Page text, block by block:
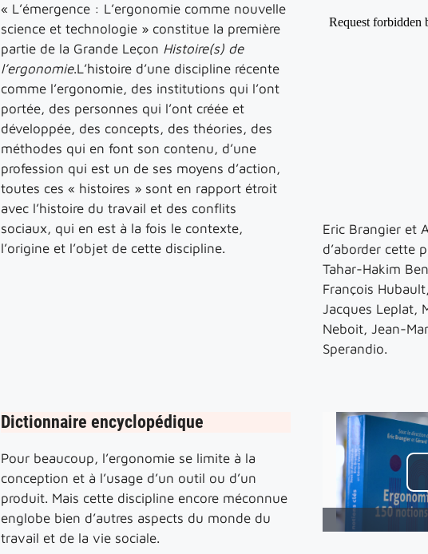
« L’émergence : L’ergonomie comme nouvelle
science et technologie » constitue la première
partie de la Grande Leçon Histoire(s) de
l’ergonomie.L’histoire d’une discipline récente
comme l’ergonomie, des institutions qui l’ont
portée, des personnes qui l’ont créée et
développée, des concepts, des théories, des
méthodes qui en font son contenu, d’une
profession qui est un de ses moyens d’action,
toutes ces « histoires » sont en rapport étroit
avec l’histoire du travail et des conflits
sociaux, qui en est à la fois le contexte,
l’origine et l’objet de cette discipline.
Eric Brangier et
d’aborder cette
Tahar-Hakim
François
Jacques Leplat,
Neboit, Jean-
Sperandio.
Dictionnaire encyclopédique
Pour beaucoup, l’ergonomie se limite à la
conception et à l’usage d’un outil ou d’un
produit. Mais cette discipline encore méconnue
englobe bien d’autres aspects du monde du
travail et de la vie sociale.